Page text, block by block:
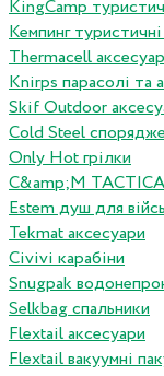
KingCamp
Кемпинг
Thermacell
Knirps парасолі та
Skif Outdoor
Cold Steel
Only Hot грілки
C&amp;M
Estem душ для
Tekmat аксесуари
Сivivi карабіни
Snugpak
Selkbag спальники
Flextail аксесуари
Flextail вакуумні